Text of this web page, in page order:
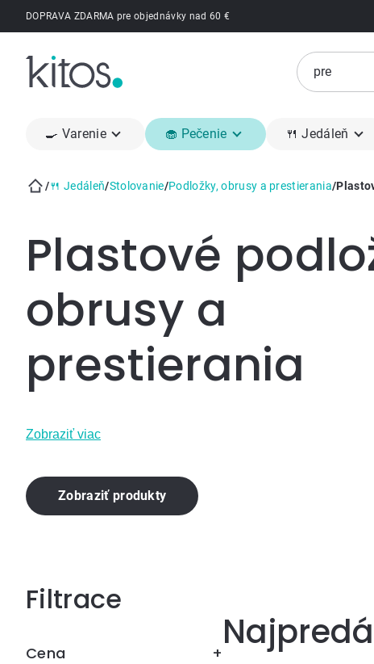
PrejsťDOPRAVA ZDARMA pre objednávky nad 60 €
🍳 Varenie 🧁 Pečenie 🍴 Jedáleň
/🍴 Jedáleň/Stolovanie/Podložky, obrusy a prestierania/
Plastové
obrusy a
prestierania
Zobraziť viac
Zobraziť produkty
Bočný
panel
Cena